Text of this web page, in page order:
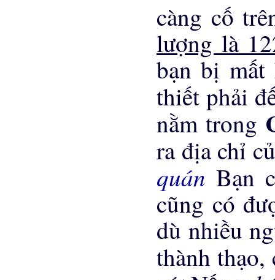
càng cố
lượng là
bạn bị mất
thiết phải
nằm trong
ra địa chỉ
quán Bạn
cũng có
dù nhiều
thành